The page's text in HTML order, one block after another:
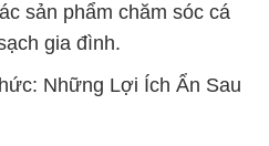
sản phẩm chăm sóc cá
gia đình.
Những Lợi Ích Ẩn Sau